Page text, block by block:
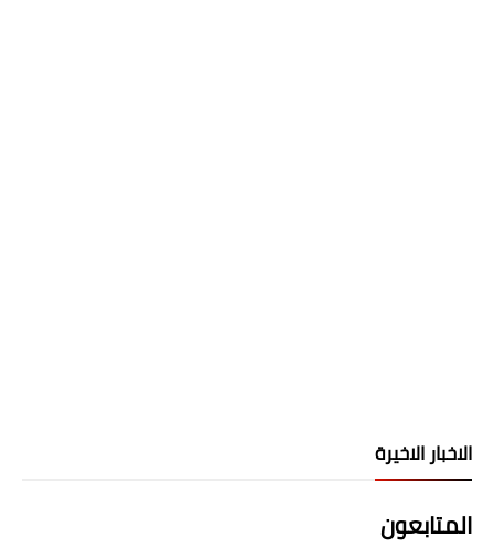
الاخبار الاخيرة
المتابعون